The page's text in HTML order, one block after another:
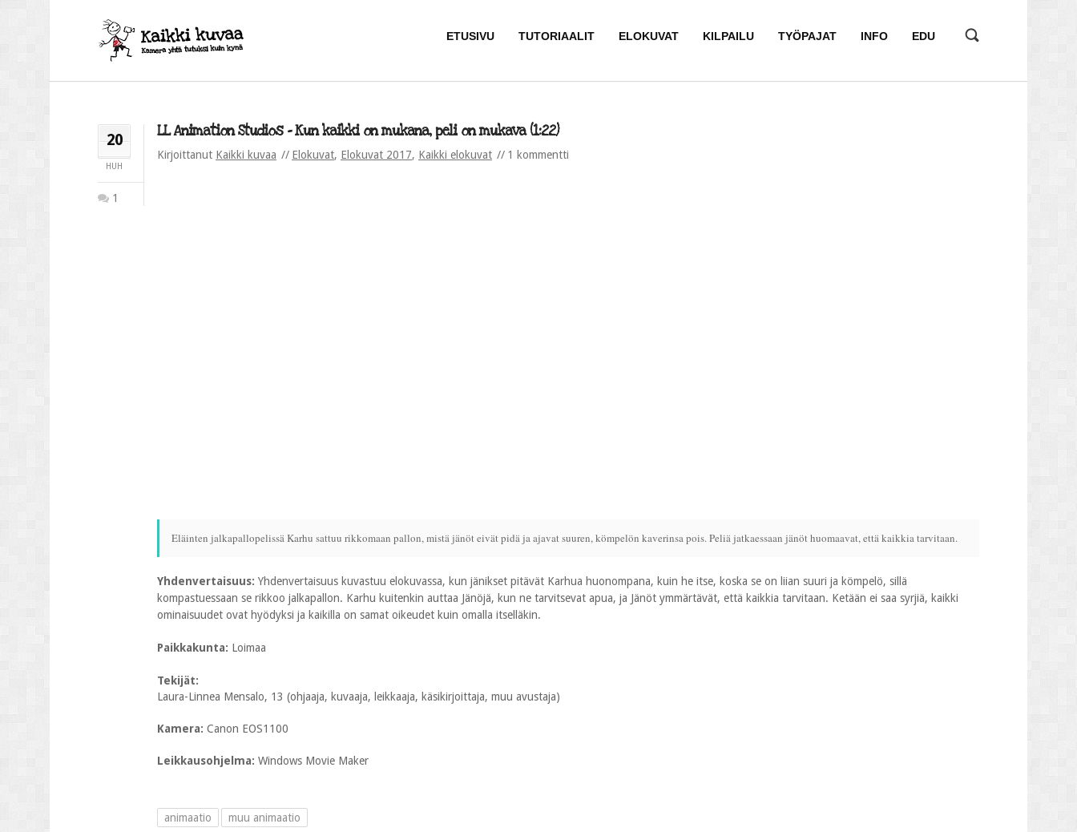
ETUSIVU TUTORIAALIT ELOKUVAT KILPAILU TYÖPAJAT INFO EDU
20
HUH
1
LL Animation Studios – Kun kaikki on mukana, peli on mukava (1:22)
Kirjoittanut Kaikki kuvaa Elokuvat, Elokuvat 2017, Kaikki elokuvat 1 kommentti
Eläinten jalkapallopelissä Karhu sattuu rikkomaan pallon, mistä jänöt eivät pidä ja ajavat suuren, kömpelön kaverinsa pois. Peliä jatkaessaan jänöt huomaavat, että kaikkia tarvitaan.
Yhdenvertaisuus: Yhdenvertaisuus kuvastuu elokuvassa, kun jänikset pitävät Karhua huonompana, kuin he itse, koska se on liian suuri ja kömpelö, sillä
kompastuessaan se rikkoo jalkapallon. Karhu kuitenkin auttaa Jänöjä, kun ne tarvitsevat apua, ja Jänöt ymmärtävät, että kaikkia tarvitaan. Ketään ei saa syrjiä, kaikki
ominaisuudet ovat hyödyksi ja kaikilla on samat oikeudet kuin omalla itselläkin.
Paikkakunta: Loimaa
Tekijät:
Laura-Linnea Mensalo, 13 (ohjaaja, kuvaaja, leikkaaja, käsikirjoittaja, muu avustaja)
Kamera: Canon EOS1100
Leikkausohjelma: Windows Movie Maker
animaatio muu animaatio